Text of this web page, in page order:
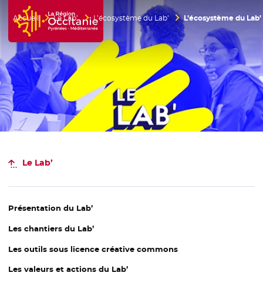
Accueil Région Occitanie / Pyrénées-Méditerranée
Accueil Le Lab’ L’écosystème du Lab’ L’écosystème du Lab’
Le Lab’
Présentation du Lab’
Les chantiers du Lab’
Les outils sous licence créative commons
Les valeurs et actions du Lab’